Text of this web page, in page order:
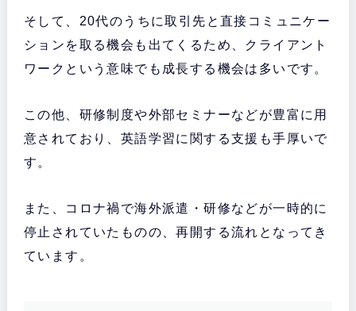
そして、20代のうちに取引先と直接コミュニケー
ションを取る機会も出てくるため、クライアント
ワークという意味でも成長する機会は多いです。
この他、研修制度や外部セミナーなどが豊富に用
意されており、英語学習に関する支援も手厚いで
す。
また、コロナ禍で海外派遣・研修などが一時的に
停止されていたものの、再開する流れとなってき
ています。